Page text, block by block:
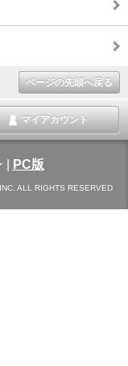
ページの先頭へ戻る
マイアカウント
PC版
ALL RIGHTS RESERVED